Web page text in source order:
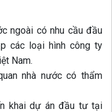
ngoài có nhu cầu đầu
các loại hình công ty
Nam.
nhà nước có thẩm
khai dự án đầu tư tại